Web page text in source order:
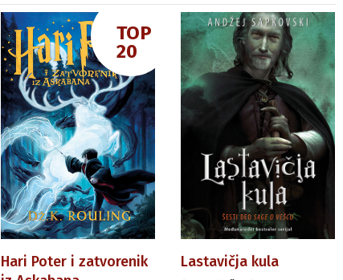
TOP
20
Hari Poter i zatvorenik
Lastavičja kula